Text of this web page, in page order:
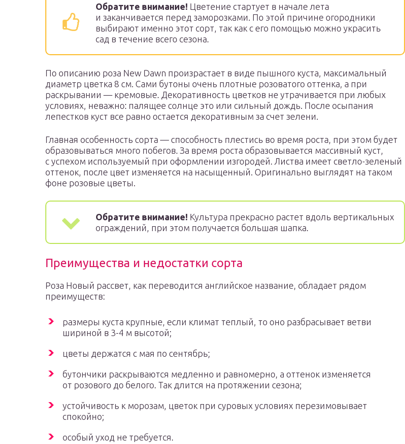
Обратите внимание! Цветение стартует в начале лета
и заканчивается перед заморозками. По этой причине огородники
выбирают именно этот сорт, так как с его помощью можно украсить
сад в течение всего сезона.
По описанию роза New Dawn произрастает в виде пышного куста, максимальный
диаметр цветка 8 см. Сами бутоны очень плотные розоватого оттенка, а при
раскрывании — кремовые. Декоративность цветков не утрачивается при любых
условиях, неважно: палящее солнце это или сильный дождь. После осыпания
лепестков куст все равно остается декоративным за счет зелени.
Главная особенность сорта — способность плестись во время роста, при этом будет
образовываться много побегов. За время роста образовывается массивный куст,
с успехом используемый при оформлении изгородей. Листва имеет светло-зеленый
оттенок, после цвет изменяется на насыщенный. Оригинально выглядят на таком
фоне розовые цветы.
Обратите внимание! Культура прекрасно растет вдоль вертикальных
ограждений, при этом получается большая шапка.
Преимущества и недостатки сорта
Роза Новый рассвет, как переводится английское название, обладает рядом
преимуществ:
размеры куста крупные, если климат теплый, то оно разбрасывает ветви
шириной в 3-4 м высотой;
цветы держатся с мая по сентябрь;
бутончики раскрываются медленно и равномерно, а оттенок изменяется
от розового до белого. Так длится на протяжении сезона;
устойчивость к морозам, цветок при суровых условиях перезимовывает
спокойно;
особый уход не требуется.